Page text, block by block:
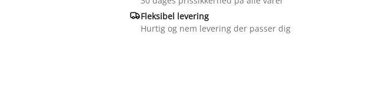
Fleksibel levering
Hurtig og nem levering der passer dig